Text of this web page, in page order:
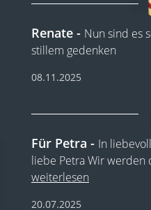
Renate
Nun sind es
stillem gedenken
08.11.2025
Für Petra
In
liebe Petra Wir werden
weiterlesen
20.07.2025